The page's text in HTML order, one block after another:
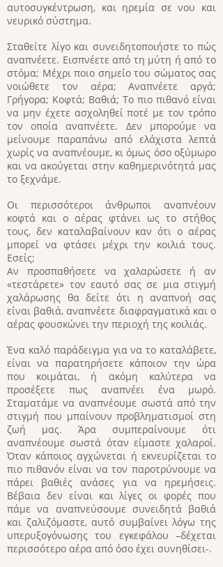
αυτοσυγκέντρωση, και ηρεμία σε νου και
νευρικό σύστημα.
Σταθείτε λίγο και συνειδητοποιήστε το πώς
αναπνέετε. Εισπνέετε από τη μύτη ή από το
στόμα; Μέχρι ποιο σημείο του σώματος σας
νοιώθετε τον αέρα; Αναπνέετε αργά;
Γρήγορα; Κοφτά; Βαθιά; Το πιο πιθανό είναι
να μην έχετε ασχοληθεί ποτέ με τον τρόπο
τον οποία αναπνέετε. Δεν μπορούμε να
μείνουμε παραπάνω από ελάχιστα λεπτά
χωρίς να αναπνέουμε, κι όμως όσο οξύμωρο
και να ακούγεται στην καθημερινότητά μας
το ξεχνάμε.
Οι περισσότεροι άνθρωποι αναπνέουν
κοφτά και ο αέρας φτάνει ως το στήθος
τους, δεν καταλαβαίνουν καν ότι ο αέρας
μπορεί να φτάσει μέχρι την κοιλιά τους.
Εσείς;
Αν προσπαθήσετε να χαλαρώσετε ή αν
«τεστάρετε» τον εαυτό σας σε μια στιγμή
χαλάρωσης θα δείτε ότι η αναπνοή σας
είναι βαθιά, αναπνέετε διαφραγματικά και ο
αέρας φουσκώνει την περιοχή της κοιλιάς.
Ένα καλό παράδειγμα για να το καταλάβετε,
είναι να παρατηρήσετε κάποιον την ώρα
που κοιμάται, ή ακόμη καλύτερα να
προσέξετε πως αναπνέει ένα μωρό.
Σταματάμε να αναπνέουμε σωστά από την
στιγμή που μπαίνουν προβληματισμοί στη
ζωή μας. Άρα συμπεραίνουμε ότι
αναπνέουμε σωστά όταν είμαστε χαλαροί.
Όταν κάποιος αγχώνεται ή εκνευρίζεται το
πιο πιθανόν είναι να τον παροτρύνουμε να
πάρει βαθιές ανάσες για να ηρεμήσεις.
Βέβαια δεν είναι και λίγες οι φορές που
πάμε να αναπνεύσουμε συνειδητά βαθιά
και ζαλιζόμαστε, αυτό συμβαίνει λόγω της
υπερυξογόνωσης του εγκεφάλου –δέχεται
περισσότερο αέρα από όσο έχει συνηθίσει-.